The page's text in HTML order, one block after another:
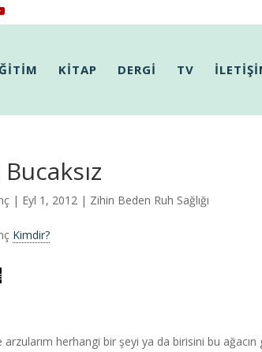
KİTAP DERGİ TV
| Eyl 1, 2012 | Zihin Beden Ruh Sağlığı
Kimdir?
herhangi bir şeyi ya da birisini bu